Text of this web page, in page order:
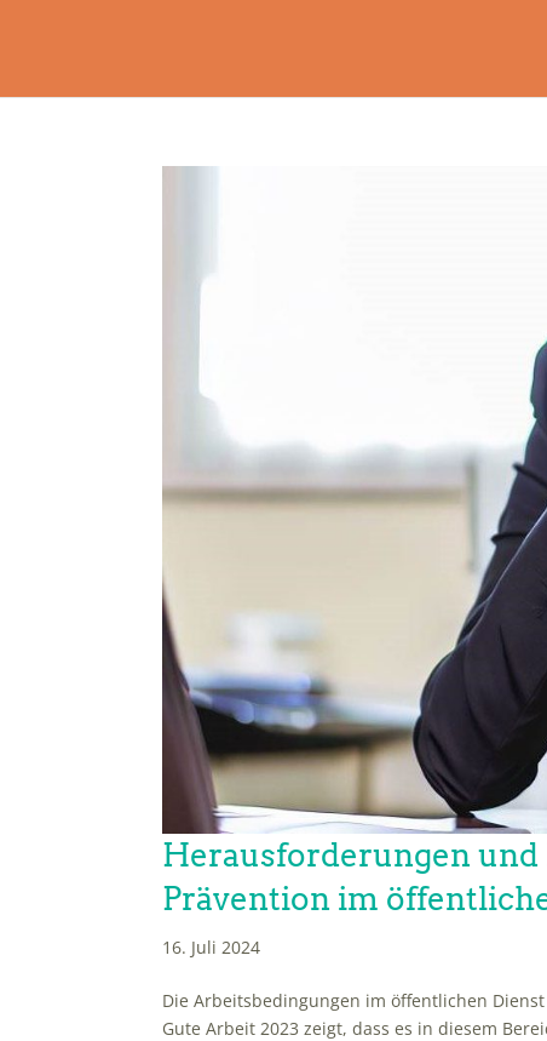
Herausforderungen
Prävention im
16. Juli 2024
Die Arbeitsbedingungen im öffentlichen
Gute Arbeit 2023 zeigt, dass es in diesem